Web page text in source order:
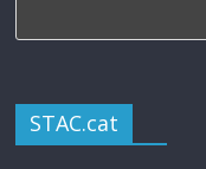
STAC.cat